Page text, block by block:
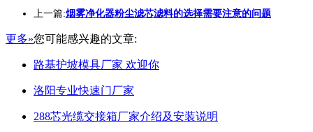
上一篇:烟雾净化器粉尘滤芯滤料的选择需要注意的问题
更多»您可能感兴趣的文章:
路基护坡模具厂家 欢迎你
洛阳专业快速门厂家
288芯光缆交接箱厂家介绍及安装说明